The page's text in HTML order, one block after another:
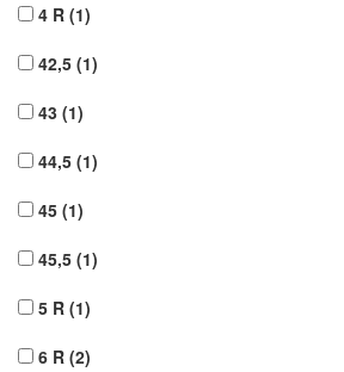
4 R (1)
42,5 (1)
43 (1)
44,5 (1)
45 (1)
45,5 (1)
5 R (1)
6 R (2)